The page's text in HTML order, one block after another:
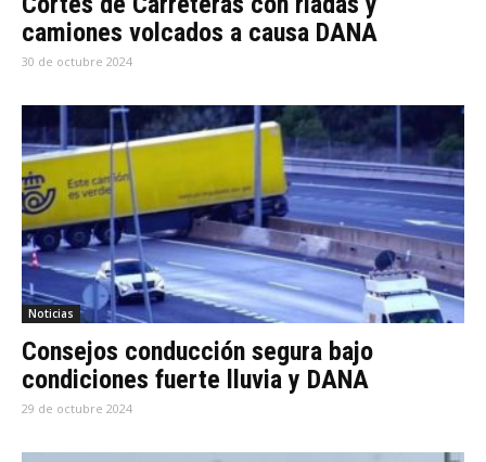
camiones volcados a causa DANA
30 de octubre 2024
Noticias
Consejos conducción segura bajo
condiciones fuerte lluvia y DANA
29 de octubre 2024